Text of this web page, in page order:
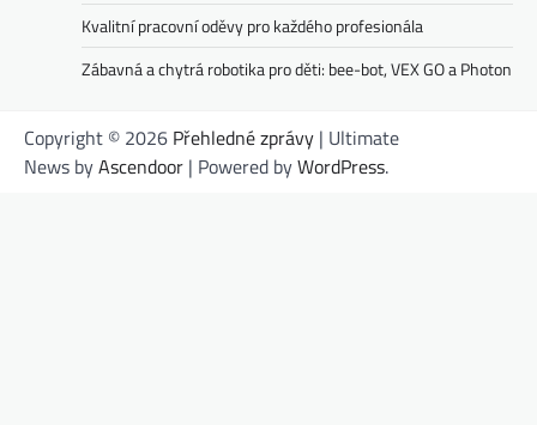
Kvalitní pracovní oděvy pro každého profesionála
Zábavná a chytrá robotika pro děti: bee-bot, VEX GO a Photon
Copyright © 2026 Přehledné zprávy | Ultimate
News byAscendoor | Powered byWordPress.